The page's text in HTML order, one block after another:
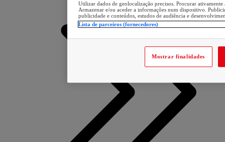
Utilizar dados de geolocalização precisos. Procurar
Armazenar e/ou aceder a informações num dispositivo.
publicidade e conteúdos, estudos de audiência e
Lista de parceiros (fornecedores)
Mostrar finalidades